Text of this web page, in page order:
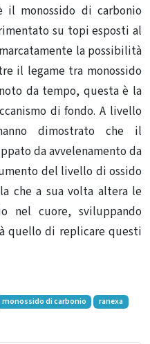
il monossido di carbonio
su topi esposti al
la possibilità
il legame tra monossido
da tempo, questa è la
di fondo. A livello
dimostrato che il
da avvelenamento da
del livello di ossido
che a sua volta altera le
nel cuore, sviluppando
quello di replicare questi
monossido di carbonio
ranexa